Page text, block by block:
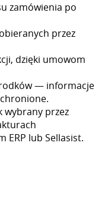
zamówienia po
przez
dzięki umowom
— informacje
wybrany przez
ERP lub Sellasist.